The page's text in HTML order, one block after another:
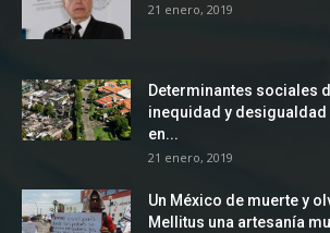
21 enero, 2019
Determinantes sociales
inequidad y
en...
21 enero, 2019
Un México de muerte y
Mellitus una artesanía